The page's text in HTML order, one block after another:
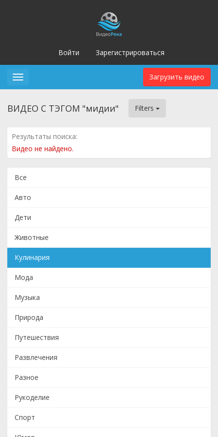
Войти Зарегистрироваться
Загрузить видео
Toggle
ВИДЕО С ТЭГОМ "мидии" Filters
Результаты поиска:
Видео не найдено.
Все
Авто
Дети
Животные
Кулинария
Мода
Музыка
Природа
Путешествия
Развлечения
Разное
Рукоделие
Спорт